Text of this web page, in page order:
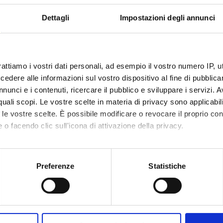
Dettagli Impostazioni degli annunci
i vostri dati personali, ad esempio il vostro numero IP,
alle informazioni sul vostro dispositivo al fine di
e i contenuti, ricercare il pubblico e sviluppare i servizi.
scopi. Le vostre scelte in materia di privacy sono
vostre scelte. È possibile modificare o revocare il proprio
o facendo clic sull'icona di attivazione della privacy.
anche:
sulla tua posizione geografica, con un'approssimazione di
in qualsiasi momento dalla Dichiarazione sui cookie.
Preferenze Statistiche
RICERCA
PIANO OPERATIVO
MEDICINA 2026-
MALATTIE RARE E
COMPLESSE:
SEZIONI DEL
DIPARTIMENTO
e